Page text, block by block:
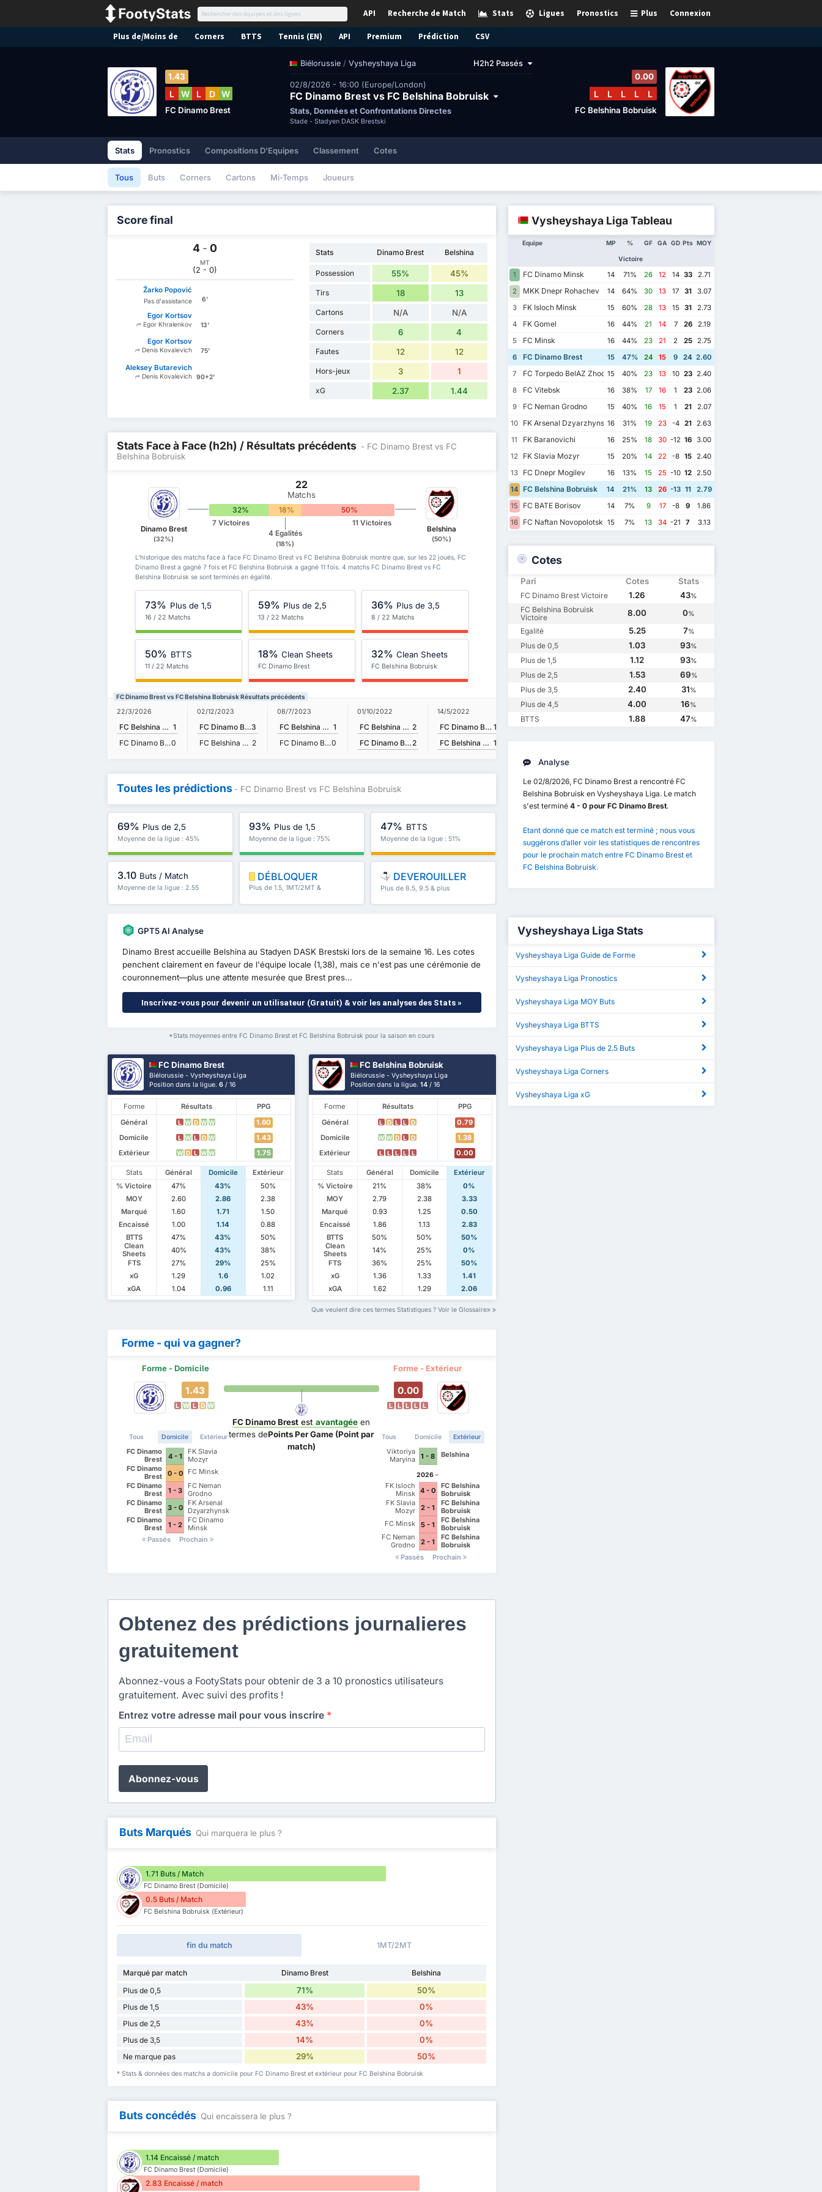
Connexion
Plus
Pronostics
Ligues
Stats
Recherche de Match
API
Plus de/Moins de Corners BTTS Tennis (EN) API Premium Prédiction CSV
Biélorussie / Vysheyshaya Liga H2h2 Passés
02/8/2026 - 16:00 (Europe/London)
FC Dinamo Brest vs FC Belshina Bobruisk
Stats, Données et Confrontations Directes
Stade - Stadyen DASK Brestski
1.43
L W L D W
FC Dinamo Brest
0.00
L L L L L
FC Belshina Bobruisk
Stats Pronostics Compositions D'Equipes Classement Cotes
Tous Buts Corners Cartons Mi-Temps Joueurs
Score final
4 - 0
MT
(2 - 0)
Žarko Popović
Pas d'assistance 6'
Egor Kortsov
Egor Khralenkov 13'
Egor Kortsov
Denis Kovalevich 75'
Aleksey Butarevich
Denis Kovalevich 90+2'
Stats Dinamo Brest Belshina
Possession 55% 45%
Tirs 18 13
Cartons N/A N/A
Corners 6 4
Fautes 12 12
Hors-jeux 3 1
xG 2.37 1.44
Stats Face à Face (h2h) / Résultats précédents - FC Dinamo Brest vs FC
Belshina Bobruisk
Dinamo Brest
(32%)
22
Matchs
32% 18% 50%
7 Victoires
4 Egalités
(18%)
11 Victoires
Belshina
(50%)
L'historique des matchs face à face FC Dinamo Brest vs FC Belshina Bobruisk montre que, sur les 22 joués, FC
Dinamo Brest a gagné 7 fois et FC Belshina Bobruisk a gagné 11 fois. 4 matchs FC Dinamo Brest vs FC
Belshina Bobruisk se sont terminés en égalité.
73% Plus de 1,5
16 / 22 Matchs
59% Plus de 2,5
13 / 22 Matchs
36% Plus de 3,5
8 / 22 Matchs
50% BTTS
11 / 22 Matchs
18% Clean Sheets
FC Dinamo Brest
32% Clean Sheets
FC Belshina Bobruisk
FC Dinamo Brest vs FC Belshina Bobruisk Résultats précédents
22/3/2026
FC Belshina Bobruisk 1
FC Dinamo Brest0
02/12/2023
FC Dinamo Brest3
FC Belshina Bobruisk 2
08/7/2023
FC Belshina Bobruisk 1
FC Dinamo Brest0
01/10/2022
FC Belshina Bobruisk 2
FC Dinamo Brest 2
14/5/2022
FC Dinamo Brest 1
FC Belshina Bobruisk 1
Toutes les prédictions - FC Dinamo Brest vs FC Belshina Bobruisk
69% Plus de 2,5
Moyenne de la ligue : 45%
93% Plus de 1,5
Moyenne de la ligue : 75%
47% BTTS
Moyenne de la ligue : 51%
3.10 Buts / Match
Moyenne de la ligue : 2.55
DÉBLOQUER
Plus de 1.5, 1MT/2MT &
plus
DEVEROUILLER
Plus de 8.5, 9.5 & plus
GPT5 AI Analyse
Dinamo Brest accueille Belshina au Stadyen DASK Brestski lors de la semaine 16. Les cotes
penchent clairement en faveur de l'équipe locale (1,38), mais ce n'est pas une cérémonie de
couronnement—plus une attente mesurée que Brest pres...
Inscrivez-vous pour devenir un utilisateur (Gratuit) & voir les analyses des Stats »
*Stats moyennes entre FC Dinamo Brest et FC Belshina Bobruisk pour la saison en cours
FC Dinamo Brest
Biélorussie - Vysheyshaya Liga
Position dans la ligue.6 / 16
Forme Résultats
PPG
Général
L W D W W
1.60
Domicile
L W L D W
1.43
Extérieur
W D L W W 1.75
Stats Général Domicile
Extérieur
% Victoire
47% 43%
50%
MOY
2.60 2.86
2.38
Marqué
1.60 1.71
1.50
Encaissé
1.00 1.14
0.88
BTTS
47% 43%
50%
Clean
Sheets
40% 43%
38%
FTS
27% 29%
25%
xG
1.29 1.6
1.02
xGA
1.04 0.96 1.11
FC Belshina Bobruisk
Biélorussie - Vysheyshaya Liga
Position dans la ligue.14 / 16
Forme Résultats
PPG
Général
L D L L D
0.79
Domicile
W W D L D
1.38
Extérieur
L L L L L 0.00
Stats Général Domicile
Extérieur
% Victoire
21% 38%
0%
MOY
2.79 2.38
3.33
Marqué
0.93 1.25
0.50
Encaissé
1.86 1.13
2.83
BTTS
50% 50%
50%
Clean
Sheets
14% 25%
0%
FTS
36% 25%
50%
xG
1.36 1.33
1.41
xGA
1.62 1.29 2.06
Que veulent dire ces termes Statistiques ? Voir le Glossaire
Forme - qui va gagner?
Forme - Domicile Forme - Extérieur
1.43
L W L D W
Tous Domicile Extérieur
FC Dinamo
Brest
4 - 1
FK Slavia
Mozyr
FC Dinamo
Brest
0 - 0
FC Minsk
FC Dinamo
Brest
1 - 3
FC Neman
Grodno
FC Dinamo
Brest
3 - 0
FK Arsenal
Dzyarzhynsk
FC Dinamo
Brest
1 - 2
FC Dinamo
Minsk
Passés
Prochain
FC Dinamo Brest estavantagée en
termes dePoints Per Game (Point par
match)
0.00
L L L L L
Tous Domicile Extérieur
Viktoriya
Maryina
1 - 8 Belshina
2026
FK Isloch
Minsk 4 - 0
FC Belshina
Bobruisk
FK Slavia
Mozyr
2 - 1
FC Belshina
Bobruisk
FC Minsk
5 - 1
FC Belshina
Bobruisk
FC Neman
Grodno
2 - 1
FC Belshina
Bobruisk
Passés
Prochain
Obtenez des prédictions journalieres
gratuitement
Abonnez-vous a FootyStats pour obtenir de 3 a 10 pronostics utilisateurs
gratuitement. Avec suivi des profits !
Entrez votre adresse mail pour vous inscrire *
Abonnez-vous
Buts Marqués Qui marquera le plus ?
1.71 Buts / Match
FC Dinamo Brest (Domicile)
0.5 Buts / Match
FC Belshina Bobruisk (Extérieur)
fin du match 1MT/2MT
Marqué par match Dinamo Brest
Belshina
Plus de 0,5
71% 50%
Plus de 1,5 43% 0%
Plus de 2,5 43% 0%
Plus de 3,5 14% 0%
Ne marque pas 29% 50%
* Stats & données des matchs a domicile pour FC Dinamo Brest et extérieur pour FC Belshina Bobruisk
Buts concédés Qui encaissera le plus ?
1.14 Encaissé / match
FC Dinamo Brest (Domicile)
2.83 Encaissé / match
Vysheyshaya Liga Tableau
Equipe MP %
Victoire
GF GA GD Pts MOY
1 FC Dinamo Minsk 14 71% 26 12 14 33
2.71
2
MKK Dnepr Rohachev 14 64% 30 13 17 31
3.07
3
FK Isloch Minsk 15 60% 28 13 15 31
2.73
4
FK Gomel 16 44% 21 14 7 26
2.19
5
FC Minsk 16 44% 23 21 2 25 2.75
6
FC Dinamo Brest 15 47% 24 15 9 24 2.60
7
FC Torpedo BelAZ Zhodino
15 40% 23 13 10 23 2.40
8
FC Vitebsk 16 38% 17 16 1 23 2.06
9
FC Neman Grodno 15 40% 16 15 1 21
2.07
10
FK Arsenal Dzyarzhynsk16 31% 19 23 -4 21
2.63
11
FK Baranovichi 16 25% 18 30 -12 16
3.00
12
FK Slavia Mozyr 15 20% 14 22 -8 15
2.40
13
FC Dnepr Mogilev 16 13% 15 25 -10 12
2.50
14 FC Belshina Bobruisk 14 21% 13 26 -13 11
2.79
15
FC BATE Borisov 14 7% 9 17 -8 9
1.86
16
FC Naftan Novopolotsk 15 7% 13 34 -21 7 3.13
Cotes
Pari Cotes Stats
FC Dinamo Brest Victoire 1.26 43%
FC Belshina Bobruisk
Victoire
8.00 0%
Egalité 5.25 7%
Plus de 0,5 1.03 93%
Plus de 1,5 1.12 93%
Plus de 2,5 1.53 69%
Plus de 3,5 2.40 31%
Plus de 4,5 4.00 16%
BTTS 1.88 47%
Analyse
Le 02/8/2026, FC Dinamo Brest a rencontré FC
Belshina Bobruisk en Vysheyshaya Liga. Le match
s'est terminé 4 - 0 pour FC Dinamo Brest.
Etant donné que ce match est terminé ; nous vous
suggérons d’aller voir les statistiques de rencontres
pour le prochain match entre FC Dinamo Brest et
FC Belshina Bobruisk.
Vysheyshaya Liga Stats
Vysheyshaya Liga Guide de Forme
Vysheyshaya Liga Pronostics
Vysheyshaya Liga MOY Buts
Vysheyshaya Liga BTTS
Vysheyshaya Liga Plus de 2.5 Buts
Vysheyshaya Liga Corners
Vysheyshaya Liga xG